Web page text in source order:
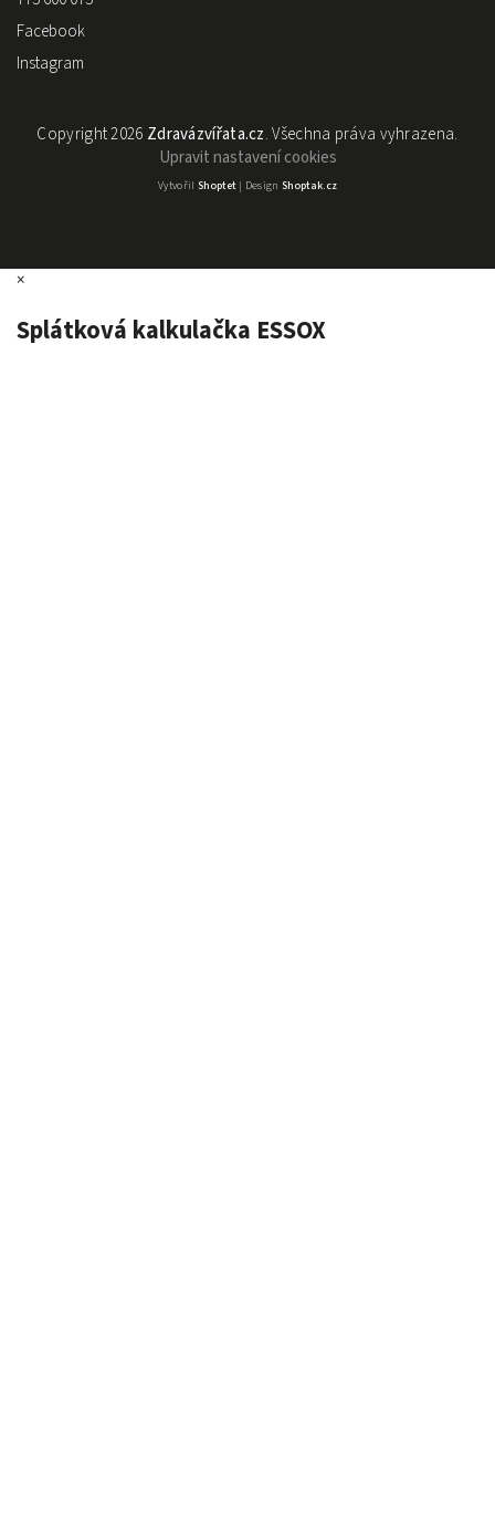
Facebook
Instagram
Copyright 2026 Zdravázvířata.cz. Všechna práva vyhrazena.
Upravit nastavení cookies
Vytvořil Shoptet| Design Shoptak.cz
×
Splátková kalkulačka ESSOX